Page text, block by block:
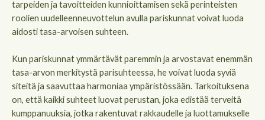
tarpeiden ja tavoitteiden kunnioittamisen sekä perinteisten
roolien uudelleenneuvottelun avulla pariskunnat voivat luoda
aidosti tasa-arvoisen suhteen.
Kun pariskunnat ymmärtävät paremmin ja arvostavat enemmän
tasa-arvon merkitystä parisuhteessa, he voivat luoda syviä
siteitä ja saavuttaa harmoniaa ympäristössään. Tarkoituksena
on, että kaikki suhteet luovat perustan, joka edistää terveitä
kumppanuuksia, jotka rakentuvat rakkaudelle ja luottamukselle